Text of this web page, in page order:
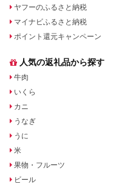
ヤフーのふるさと納税
マイナビふるさと納税
ポイント還元キャンペーン
人気の返礼品から探す
牛肉
いくら
カニ
うなぎ
うに
米
果物・フルーツ
ビール